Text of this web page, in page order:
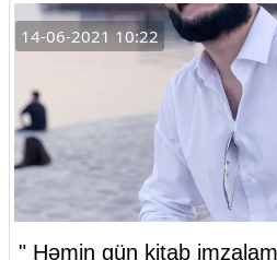
14-06-2021 10:22
" Həmin gün kitab